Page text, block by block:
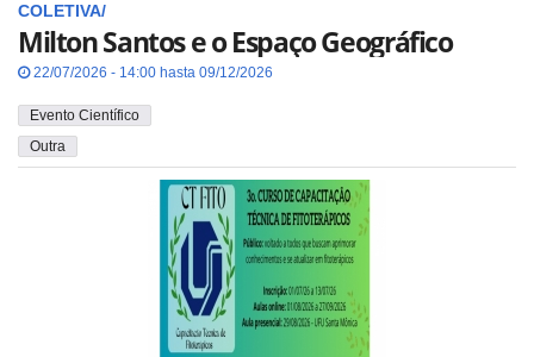
COLETIVA/
Milton Santos e o Espaço Geográfico
22/07/2026 - 14:00 hasta 09/12/2026
Evento Científico
Outra